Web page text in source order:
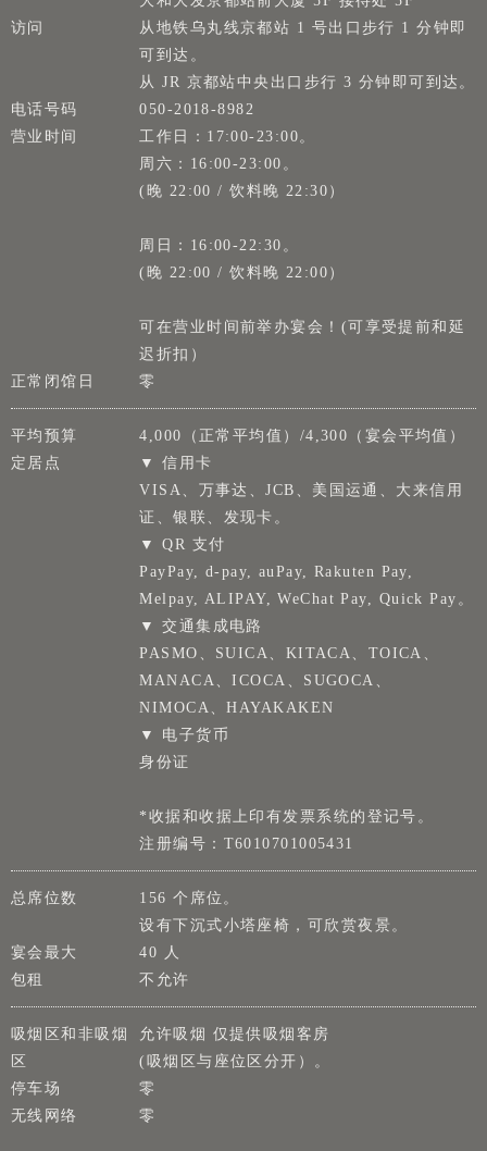
访问
从地铁乌丸线京都站 1 号出口步行 1 分钟即
可到达。
从 JR 京都站中央出口步行 3 分钟即可到达。
电话号码
050-2018-8982
营业时间
工作日：17:00-23:00。
周六：16:00-23:00。
(晚 22:00 / 饮料晚 22:30）
周日：16:00-22:30。
(晚 22:00 / 饮料晚 22:00）
可在营业时间前举办宴会！(可享受提前和延
迟折扣）
正常闭馆日
零
平均预算
4,000（正常平均值）/4,300（宴会平均值）
定居点
▼ 信用卡
VISA、万事达、JCB、美国运通、大来信用
证、银联、发现卡。
▼ QR 支付
PayPay, d-pay, auPay, Rakuten Pay,
Melpay, ALIPAY, WeChat Pay, Quick Pay。
▼ 交通集成电路
PASMO、SUICA、KITACA、TOICA、
MANACA、ICOCA、SUGOCA、
NIMOCA、HAYAKAKEN
▼ 电子货币
身份证
*收据和收据上印有发票系统的登记号。
注册编号：T6010701005431
总席位数
156 个席位。
设有下沉式小塔座椅，可欣赏夜景。
宴会最大
40 人
包租
不允许
吸烟区和非吸烟
区
允许吸烟 仅提供吸烟客房
(吸烟区与座位区分开）。
停车场
零
无线网络
零